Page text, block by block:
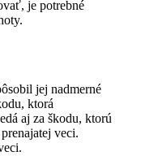
je potrebné
jej nadmerné
ktorá
aj za škodu, ktorú
veci.